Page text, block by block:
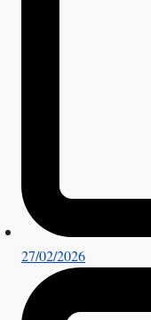
27/02/2026